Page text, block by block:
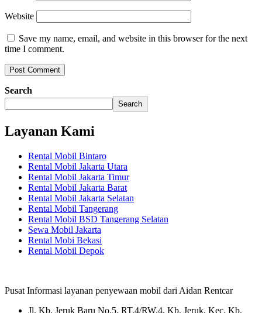
Website
Save my name, email, and website in this browser for the next
time I comment.
Search
Search
Layanan Kami
Rental Mobil Bintaro
Rental Mobil Jakarta Utara
Rental Mobil Jakarta Timur
Rental Mobil Jakarta Barat
Rental Mobil Jakarta Selatan
Rental Mobil Tangerang
Rental Mobil BSD Tangerang Selatan
Sewa Mobil Jakarta
Rental Mobi Bekasi
Rental Mobil Depok
Pusat Informasi layanan penyewaan mobil dari Aidan Rentcar
Jl. Kb. Jeruk Baru No.5, RT.4/RW.4, Kb. Jeruk, Kec. Kb.